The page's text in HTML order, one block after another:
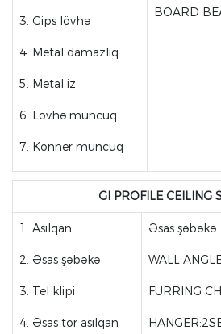
3. Gips lövhə
4. Metal damazlıq
5. Metal iz
6. Lövhə muncuq
7. Konner muncuq
BOARD
GI PROFILE CEILING
1. Asılqan
2. Əsas şəbəkə
3. Tel klipi
4. Əsas tor asılqan
Əsas
WALL
FURRING